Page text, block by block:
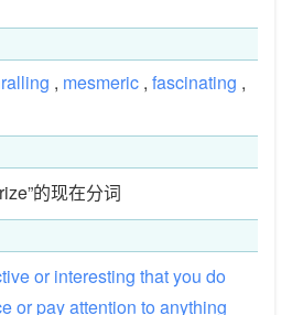
, mesmeric , fascinating ,
的现在分词
or interesting thatyou do
or payattention to anything